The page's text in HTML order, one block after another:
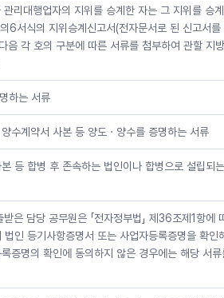
리대행업자의 지위를 승계한 자는 그 지위를 승
6서식의 지위승계신고서(전자문서로 된 신고서를
음 각 호의 구분에 따른 서류를 첨부하여 관할 지
하는 서류
수계약서 사본 등 양도ㆍ양수를 증명하는 서류
등 합병 후 존속하는 법인이나 합병으로 설립되
은 담당 공무원은 「전자정부법」 제36조제1항에
인 등기사항증명서 또는 사업자등록증명을 확인
증명의 확인에 동의하지 않은 경우에는 해당 서